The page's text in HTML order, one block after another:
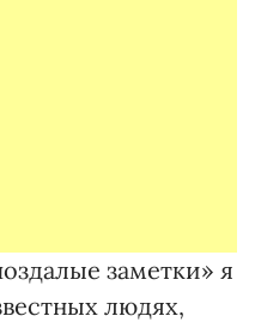
заметки» я
людях,